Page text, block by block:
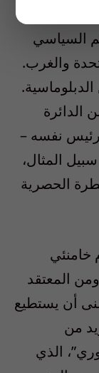
كثيراً
السياسي
والغرب.
الدائرة
نفسه –
المثال،
الحصرية
خامنئي
المعتقد
أن يستطيع
من
الذي